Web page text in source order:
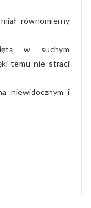
równomierny
w suchym
temu nie straci
niewidocznym i